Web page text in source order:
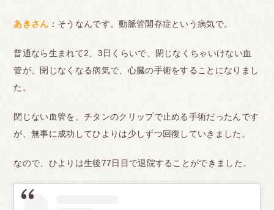
あきさん ：そうなんです。動脈管開存症という病気で。
普通なら生まれて2、3日くらいで、閉じなくちゃいけない血
管が、閉じなくなる病気で、心臓の手術をすることになりまし
た。
閉じない血管を、チタンのクリップで止める手術だったんです
が、無事に成功してひよりは少しずつ回復していきました。
なので、ひよりは生後77日目で退院することができました。